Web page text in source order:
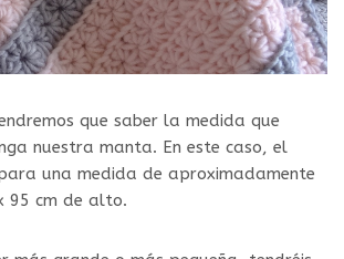
que saber la medida que
nuestra manta. En este caso, el
una medida de aproximadamente
95 cm de alto.